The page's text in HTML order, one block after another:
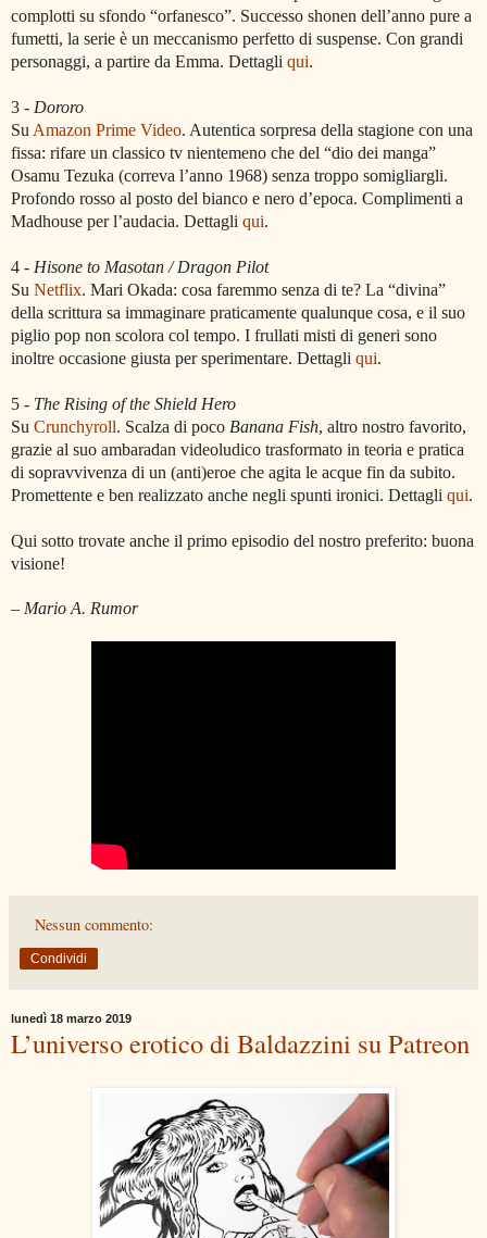
complotti su sfondo “orfanesco”. Successo shonen dell’anno pure a
fumetti, la serie è un meccanismo perfetto di suspense. Con grandi
personaggi, a partire da Emma. Dettagli qui.
3 - Dororo
Su Amazon Prime Video. Autentica sorpresa della stagione con una
fissa: rifare un classico tv nientemeno che del “dio dei manga”
Osamu Tezuka (correva l’anno 1968) senza troppo somigliargli.
Profondo rosso al posto del bianco e nero d’epoca. Complimenti a
Madhouse per l’audacia. Dettagli qui.
4 - Hisone to Masotan / Dragon Pilot
Su Netflix. Mari Okada: cosa faremmo senza di te? La “divina”
della scrittura sa immaginare praticamente qualunque cosa, e il suo
piglio pop non scolora col tempo. I frullati misti di generi sono
inoltre occasione giusta per sperimentare. Dettagli qui.
5 - The Rising of the Shield Hero
Su Crunchyroll. Scalza di poco Banana Fish, altro nostro favorito,
grazie al suo ambaradan videoludico trasformato in teoria e pratica
di sopravvivenza di un (anti)eroe che agita le acque fin da subito.
Promettente e ben realizzato anche negli spunti ironici. Dettagli qui.
Qui sotto trovate anche il primo episodio del nostro preferito: buona
visione!
– Mario A. Rumor
Nessun commento:
Condividi
lunedì 18 marzo 2019
L’universo erotico di Baldazzini su Patreon